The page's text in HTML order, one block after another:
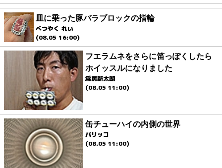
皿に乗った豚バラブロックの指輪
べつやく れい
(08.05 16:00)
フエラムネをさらに笛っぽくしたら
ホイッスルになりました
爲房新太朗
(08.05 11:00)
缶チューハイの内側の世界
パリッコ
(08.05 11:00)